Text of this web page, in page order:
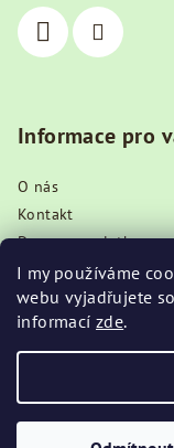
I my používáme
webu vyjadřujete
informacízde.
Informace pro
O nás
Kontakt
Doprava a platba
Obchodní podmínky
Podmínky ochrany
Blog